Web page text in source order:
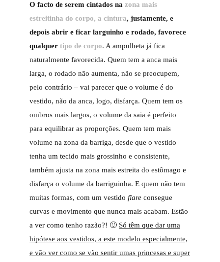
O facto de serem cintados na zona mais
estreitinha do corpo, a cintura, justamente, e
depois abrir e ficar larguinho e rodado, favorece
qualquer tipo de corpo. A ampulheta já fica
naturalmente favorecida. Quem tem a anca mais
larga, o rodado não aumenta, não se preocupem,
pelo contrário – vai parecer que o volume é do
vestido, não da anca, logo, disfarça. Quem tem os
ombros mais largos, o volume da saia é perfeito
para equilibrar as proporções. Quem tem mais
volume na zona da barriga, desde que o vestido
tenha um tecido mais grossinho e consistente,
também ajusta na zona mais estreita do estômago e
disfarça o volume da barriguinha. E quem não tem
muitas formas, com um vestido flare consegue
curvas e movimento que nunca mais acabam. Estão
a ver como tenho razão?! 🙂 Só têm que dar uma
hipótese aos vestidos, a este modelo especialmente,
e vão ver como se vão sentir umas princesas e super